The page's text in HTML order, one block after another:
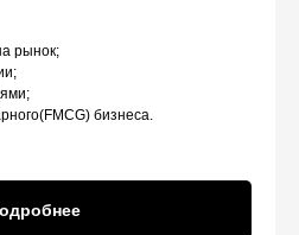
рынок;
бизнеса.